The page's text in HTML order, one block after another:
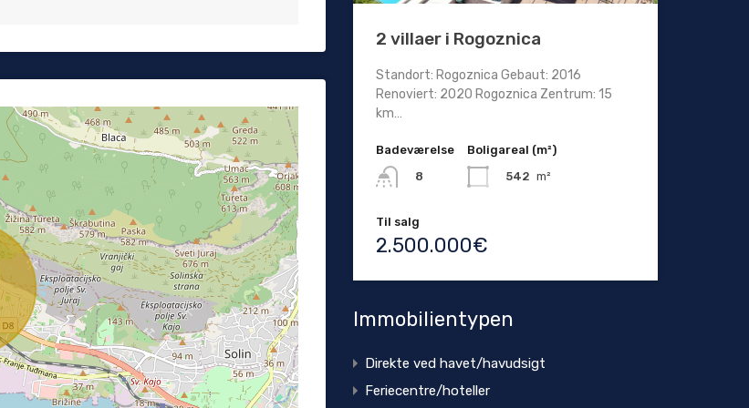
2 villaer i Rogoznica
Standort: Rogoznica Gebaut: 2016
Renoviert: 2020 Rogoznica Zentrum: 15
km…
Badeværelse
8
Boligareal (m²)
542 m²
Til salg
2.500.000€
Immobilientypen
Direkte ved havet/havudsigt
Feriecentre/hoteller